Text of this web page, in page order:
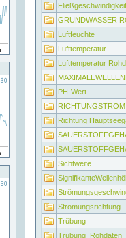
GRUNDWASSER
Luftfeuchte
Lufttemperatur
Lufttemperatur
PH-Wert
RICHTUNGSTROM
Richtung
Sichtweite
Strömungsrichtung
Trübung
Trübung_Rohdaten